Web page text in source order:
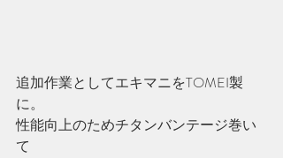
追加作業としてエキマニをTOMEI製
に。
性能向上のためチタンバンテージ巻い
て